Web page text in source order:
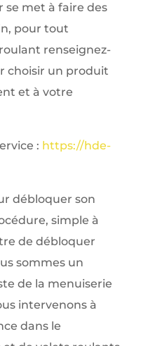
se met à faire des
pour tout
renseignez-
choisir un produit
et à votre
: https://hde-
débloquer son
simple à
de débloquer
sommes un
de la menuiserie
intervenons à
dans le